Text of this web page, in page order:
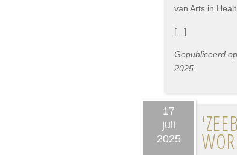
van Arts in
[...]
Gepubliceerd
2025.
17
juli
2025